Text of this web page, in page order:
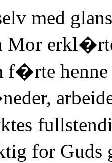
med
Mor
for Guds